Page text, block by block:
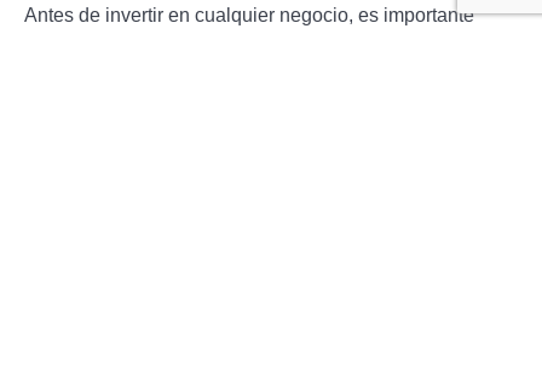
Antes de invertir en cualquier negocio, es importante